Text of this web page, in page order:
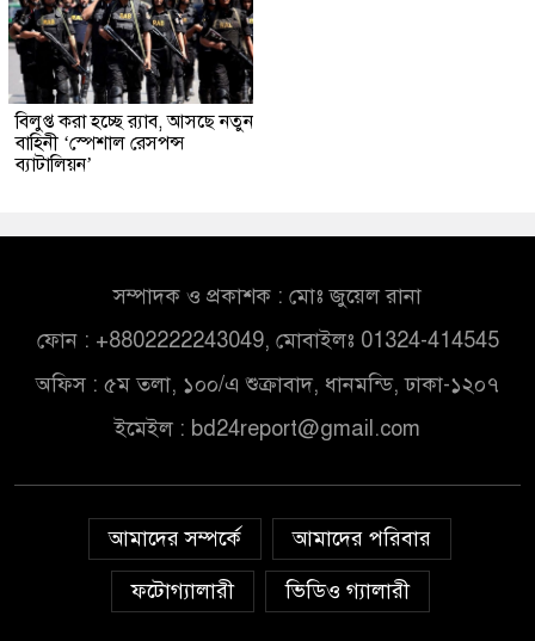
বিলুপ্ত করা হচ্ছে র‍্যাব, আসছে নতুন
বাহিনী ‘স্পেশাল রেসপন্স
ব্যাটালিয়ন’
সম্পাদক ও প্রকাশক : মোঃ জুয়েল রানা
ফোন : +8802222243049, মোবাইলঃ 01324-414545
অফিস : ৫ম তলা, ১০০/এ শুক্রাবাদ, ধানমন্ডি, ঢাকা-১২০৭
ইমেইল : bd24report@gmail.com
আমাদের সম্পর্কে
আমাদের পরিবার
ফটোগ্যালারী
ভিডিও গ্যালারী